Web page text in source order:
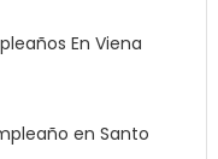
En Viena
en Santo